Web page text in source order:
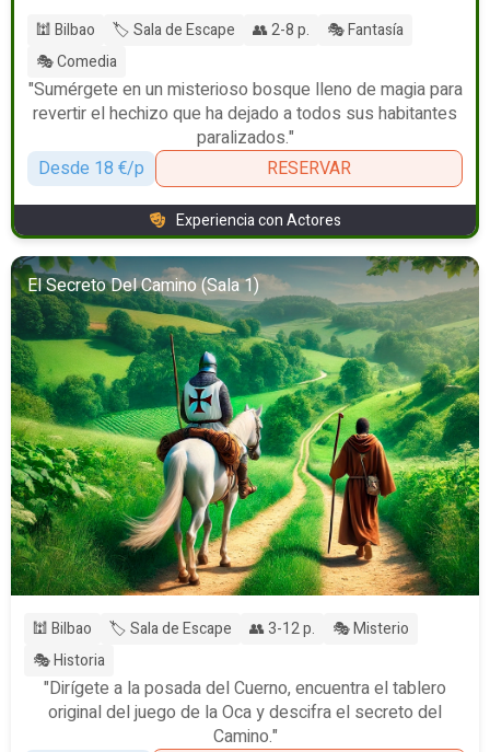
🕍 Bilbao 🏷️ Sala de Escape 👥 2-8 p.
🎭 Fantasía
🎭 Comedia
"Sumérgete en un misterioso bosque lleno de magia para
revertir el hechizo que ha dejado a todos sus habitantes
paralizados."
Desde 18 €/p
RESERVAR
Experiencia con Actores
El Secreto Del Camino (Sala 1)
🕍 Bilbao 🏷️ Sala de Escape 👥 3-12 p.
🎭 Misterio
🎭 Historia
"Dirígete a la posada del Cuerno, encuentra el tablero
original del juego de la Oca y descifra el secreto del
Camino."